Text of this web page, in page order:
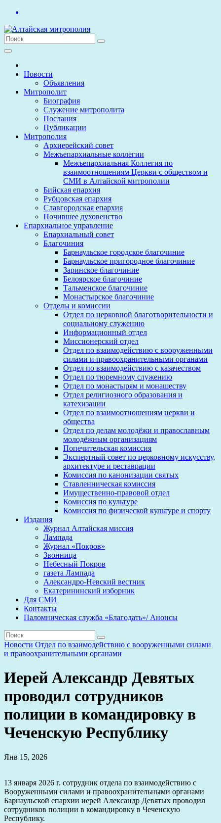
Перейти
содержимому
Новости
Объявления
Митрополит
Биография
Служение митрополита
Послания
Публикации
Митрополия
Архиерейский совет
Межъепархиальные коллегии
Межъепархиальная Коллегия по
взаимоотношениям Церкви с обществом и
СМИ в Алтайской митрополии
Бийская епархия
Рубцовская епархия
Славгородская епархия
Почившее духовенство
Епархиальное управление
Епархиальный совет
Благочиния
Барнаульское городское благочиние
Барнаульское пригородное благочиние
Заринское благочиние
Белоярское благочиние
Тальменское благочиние
Монастырское благочиние
Отделы и комиссии
Отдел по церковной благотворительности и
социальному служению
Информационный отдел
Миссионерский отдел
Отдел по взаимодействию с вооруженными
силами и правоохранительными органами
Отдел по взаимодействию с казачеством
Отдел по тюремному служению
Отдел по монастырям и монашеству
Отдел религиозного образования и
катехизации
Отдел по взаимоотношениям церкви и
общества
Отдел по делам молодёжи и православным
молодёжным организациям
Попечительская комиссия
Экспертный совет по церковному искусству,
архитектуре и реставрации
Комиссия по канонизации святых
Ставленническая комиссия
Имущественно-правовой отдел
Комиссия по культуре
Комиссия по физической культуре и спорту
Издания
Журнал Алтайская миссия
Лампада
Журнал «Покров»
Звонница
Небесный Покров
газета Лампада
Александро-Невский вестник
Екатерининский изборник
Для СМИ
Контакты
Паломническая служба «Благодать»/ Анонсы
Новости Отдел по взаимодействию с вооруженными силами
и правоохранительными органами
Иерей Александр Девятых
проводил сотрудников
полиции в командировку в
Чеченскую Республику
Янв 15, 2026
13 января 2026 г. сотрудник отдела по взаимодействию с
Вооруженными силами и правоохранительными органами
Барнаульской епархии иерей Александр Девятых проводил
сотрудников полиции в командировку в Чеченскую
Республику.